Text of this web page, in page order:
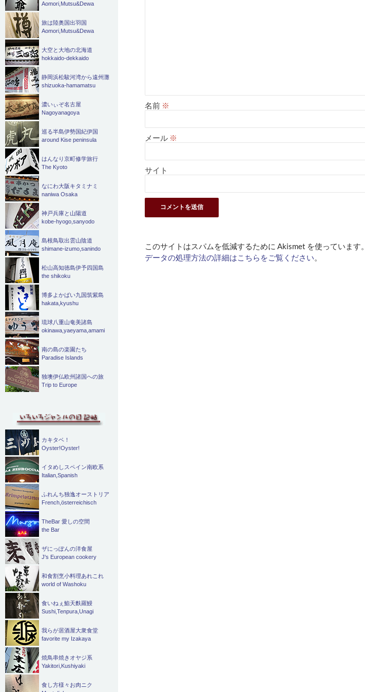
名前 ※
メール ※
サイト
このサイトはスパムを低減するために Akismet を使っています。
データの処理方法の詳細はこちらをご覧ください
Aomori,Mutsu&Dewa
旅は陸奥国出羽国
Aomori,Mutsu&Dewa
大空と大地の北海道
hokkaido-dekkaido
静岡浜松駿河湾から遠州灘
shizuoka-hamamatsu
濃いぃぞ名古屋
Nagoyanagoya
巡る半島伊勢国紀伊国
around Kise peninsula
はんなり京町修学旅行
The Kyoto
なにわ大阪キタミナミ
naniwa Osaka
神戸兵庫と山陽道
kobe-hyogo,sanyodo
島根鳥取出雲山陰道
shimane-izumo,sanindo
松山高知徳島伊予四国島
the shikoku
博多よかばい九国筑紫島
hakata,kyushu
琉球八重山奄美諸島
okinawa,yaeyama,amami
南の島の楽園たち
Paradise Islands
独墺伊仏欧州諸国への旅
Trip to Europe
カキタベ！
Oyster!Oyster!
イタめしスペイン南欧系
Italian,Spanish
ふれんち独逸オーストリア
French,österreichisch
TheBar 愛しの空間
the Bar
ザにっぽんの洋食屋
J's European cookery
和食割烹小料理あれこれ
world of Washoku
食いねぇ鮨天麩羅鰻
Sushi,Tenpura,Unagi
我らが居酒屋大衆食堂
favorite my Izakaya
焼鳥串焼きオヤジ系
Yakitori,Kushiyaki
食し方様々お肉ニク